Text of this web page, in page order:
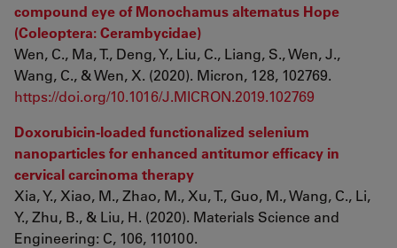
compound eye of Monochamus alternatus Hope
(Coleoptera: Cerambycidae)
Wen, C., Ma, T., Deng, Y., Liu, C., Liang, S., Wen, J.,
Wang, C., & Wen, X. (2020). Micron, 128, 102769.
https://doi.org/10.1016/J.MICRON.2019.102769
Doxorubicin-loaded functionalized selenium
nanoparticles for enhanced antitumor efficacy in
cervical carcinoma therapy
Xia, Y., Xiao, M., Zhao, M., Xu, T., Guo, M., Wang, C., Li,
Y., Zhu, B., & Liu, H. (2020). Materials Science and
Engineering: C, 106, 110100.